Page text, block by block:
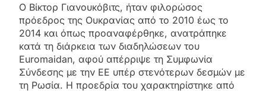
Ο Βίκτορ Γιανουκόβιτς, ήταν φιλορώσος
πρόεδρος της Ουκρανίας από το 2010 έως το
2014 και όπως προαναφέρθηκε, ανατράπηκε
κατά τη διάρκεια των διαδηλώσεων του
Euromaidan, αφού απέρριψε τη Συμφωνία
Σύνδεσης με την ΕΕ υπέρ στενότερων δεσμών με
τη Ρωσία. Η προεδρία του χαρακτηρίστηκε από